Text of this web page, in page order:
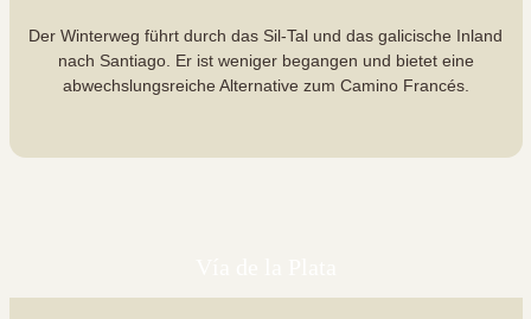
Der Winterweg führt durch das Sil-Tal und das galicische Inland
nach Santiago. Er ist weniger begangen und bietet eine
abwechslungsreiche Alternative zum Camino Francés.